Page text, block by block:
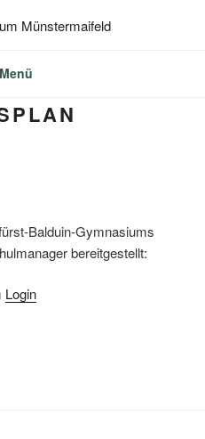
Menü
Balduin-Gymnasiums
bereitgestellt:
Login